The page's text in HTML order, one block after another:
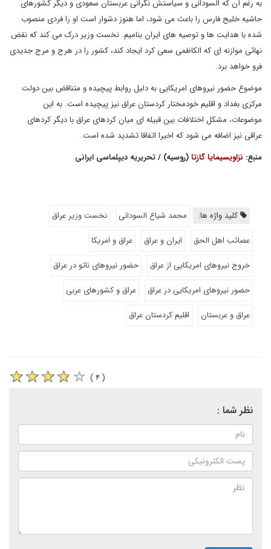
به رغم آن که السودانی و سیاستش نگرانی عربستان سعودی و دیگر کشورهای
حاشیه خلیج فارس را باعث می شود، اما هنوز دشوار است او را فردی منصوب
شده با هدایت ها و توصیه های ایران بنامیم. نخست وزیر درک می کند که نقض
نهائی موازنه ای که الکاظمی سعی کرد ایجاد کند، کشور را در هرج و مرج جدیدی
فرو خواهد برد.
موضوع حضور نیروهای امریکایی به دلیل روابط پیچیده و متناقض بین دولت
مرکزی بغداد و اقلیم خودمختار کردستان عراق نیز پیچیده است. به این
موضوعات، مشکل اختلافات بین قبیله ای میان کردهای عراق با دیگر کردهای
عراقی نیز اضافه می شود که اخیرا اتفاقا تشدید شده است.
منبع: نزاویسیمایا گازتا(روسیه) / تحریریه دیپلماسی ایرانی
کلید واژه ها: محمد شیاع السودانی
نخست وزیر عراق
عصائب اهل الحق
ایران و عراق
عراق و امریکا
خروج نیروهای امریکایی از عراق
حضور نیروهای ناتو در عراق
حضور نیروهای امریکایی در عراق
عراق و کشورهای عربی
عراق و عربستان
اقلیم کردستان عراق
( ۴ )
نظر شما :